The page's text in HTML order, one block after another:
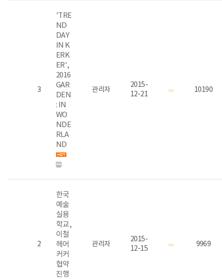
3
'TRE
ND
DAY
IN K
ERK
ER',
2016
GAR
DEN
: IN
WO
NDE
RLA
ND
관리자
2015-
12-21
10190
2
한국
예술
실용
학교,
이철
헤어
커커
협약
진행
관리자
2015-
12-15
9969